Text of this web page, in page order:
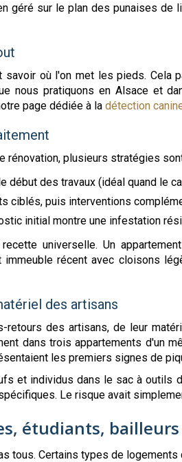
géré sur le plan des punaises
où l'on met les pieds. Cela
nous pratiquons en Alsace et
page dédiée à la détection
rénovation, plusieurs stratégies
début des travaux (idéal quand le
ciblés, puis interventions
initial montre une infestation
universelle. Un
immeuble récent avec cloisons
des artisans
retours des artisans, de leur
dans trois appartements d'un
les premiers signes de
et individus dans le sac à outils
Le risque avait
étudiants, bailleurs
tous. Certains types de